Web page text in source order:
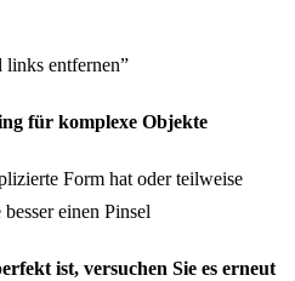
links entfernen”
für komplexe Objekte
Form hat oder teilweise
einen Pinsel
ist, versuchen Sie es erneut